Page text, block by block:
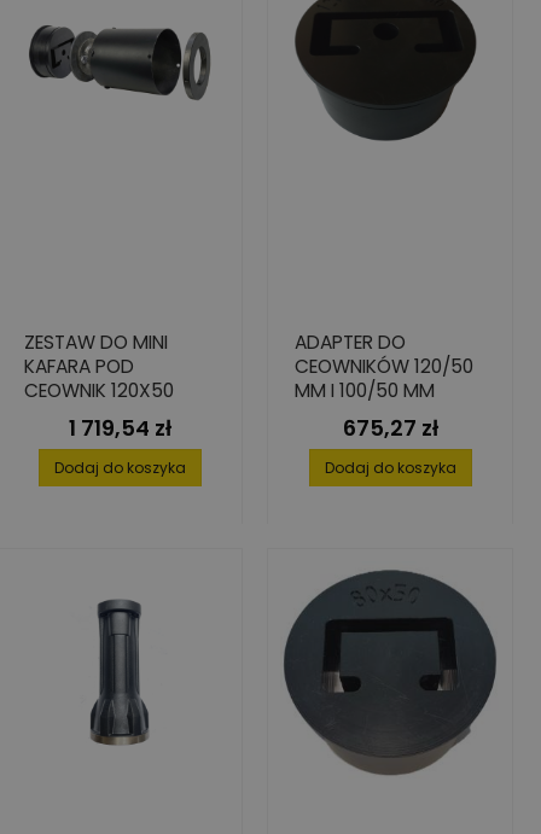
ZESTAW DO MINI
KAFARA POD
CEOWNIK 120X50
Cena
1 719,54 zł
Dodaj do koszyka
ADAPTER DO
CEOWNIKÓW 120/50
MM I 100/50 MM
Cena
675,27 zł
Dodaj do koszyka